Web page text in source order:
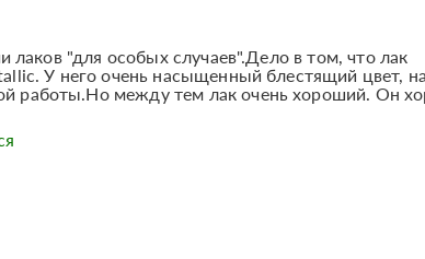
"для особых случаев".Дело в том, что лак
У него очень насыщенный блестящий цвет, на
работы.Но между тем лак очень хороший. Он